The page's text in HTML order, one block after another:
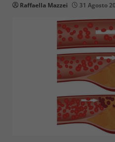
Raffaella Mazzei 31 Agosto